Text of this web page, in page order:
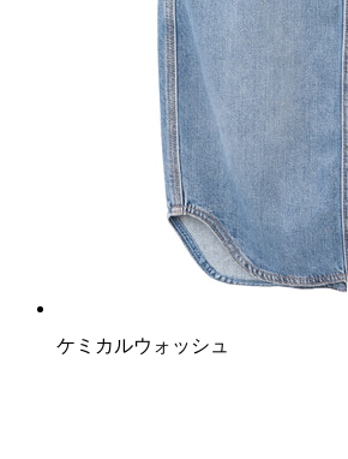
ケミカルウォッシュ